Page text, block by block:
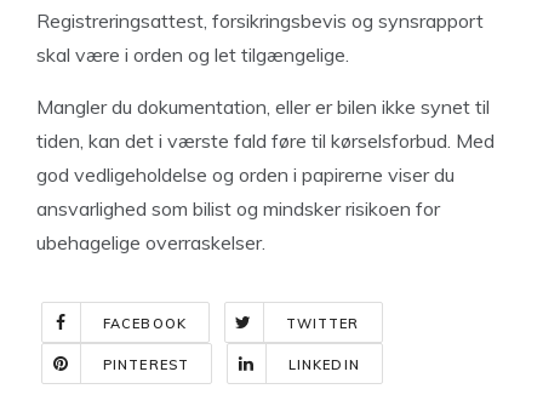
Registreringsattest, forsikringsbevis og synsrapport
skal være i orden og let tilgængelige.
Mangler du dokumentation, eller er bilen ikke synet til
tiden, kan det i værste fald føre til kørselsforbud. Med
god vedligeholdelse og orden i papirerne viser du
ansvarlighed som bilist og mindsker risikoen for
ubehagelige overraskelser.
FACEBOOK TWITTER
PINTEREST LINKEDIN